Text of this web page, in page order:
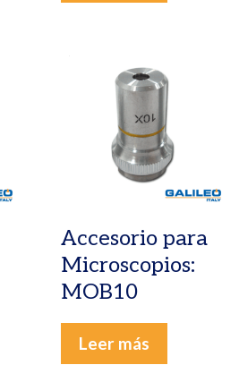
Accesorio para
Microscopios:
MOB10
Leer más